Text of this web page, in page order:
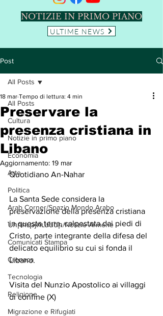
NOTIZIE IN PRIMO PIANO
ULTIME NEWS
Post
All Posts
Cultura
Notizie in primo piano
Economia
Arte
Politica
Arab Corner/Spazio Mondo Arabo
Նորություններ/Notizie Armene
Comunicati Stampa
Cronaca
Tecnologia
Religione
Migrazione e Rifugiati
All Posts
Preservare la
presenza cristiana in
Libano
18 mar Tempo di lettura: 4 min
Aggiornamento: 19 mar
Quotidiano An-Nahar
La Santa Sede considera la
preservazione della presenza cristiana
in questa terra, calpestata dai piedi di
Cristo, parte integrante della difesa del
delicato equilibrio su cui si fonda il
Libano.
Visita del Nunzio Apostolico ai villaggi
di confine (X)